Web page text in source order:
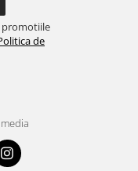
promotiile
de